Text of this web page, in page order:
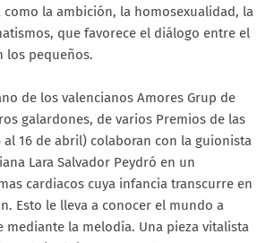
la ambición, la homosexualidad, la
que favorece el diálogo entre el
los pequeños.
de los valencianos Amores Grup de
galardones, de varios Premios de las
al 16 de abril) colaboran con la guionista
Lara Salvador Peydró en un
cardiacos cuya infancia transcurre en
Esto le lleva a conocer el mundo a
mediante la melodía. Una pieza vitalista